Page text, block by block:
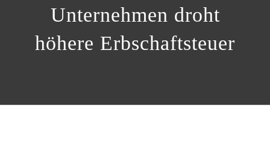
Unternehmen droht
höhere Erbschaftsteuer